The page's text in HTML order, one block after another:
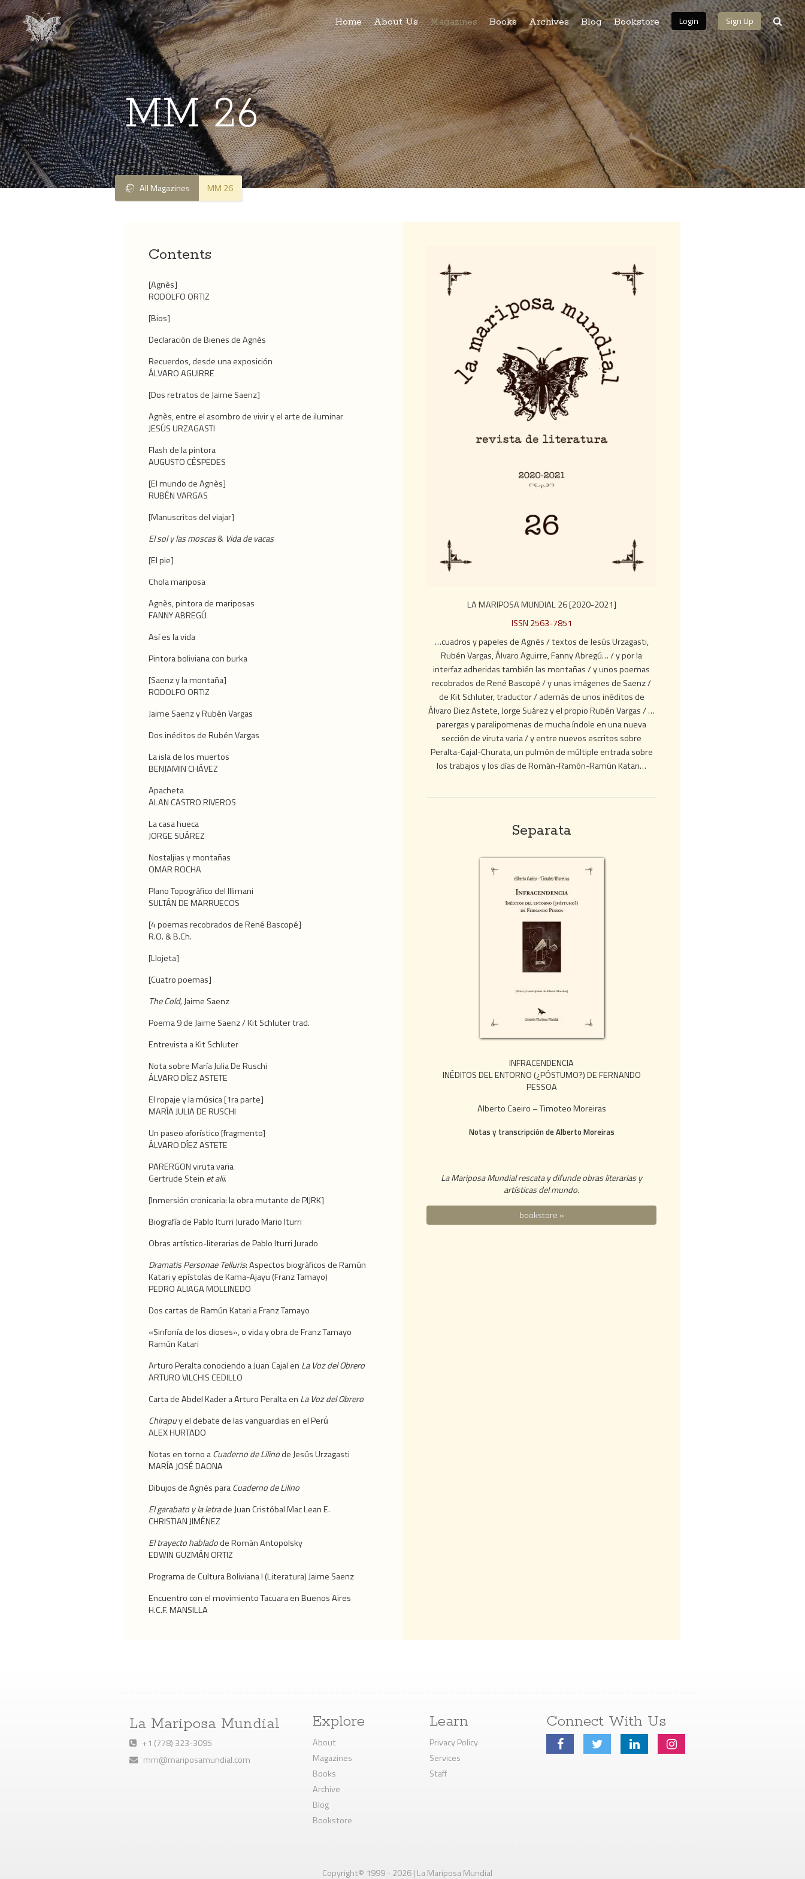
Home About Us Magazines Books Archives Blog Bookstore Login Sign Up
MM 26
All Magazines MM 26
LA MARIPOSA MUNDIAL 26 [2020-2021]
ISSN 2563-7851
…cuadros y papeles de Agnès / textos de Jesús Urzagasti,
Rubén Vargas, Álvaro Aguirre, Fanny Abregú… / y por la
interfaz adheridas también las montañas / y unos poemas
recobrados de René Bascopé / y unas imágenes de Saenz /
de Kit Schluter, traductor / además de unos inéditos de
Álvaro Diez Astete, Jorge Suárez y el propio Rubén Vargas / …
parergas y paralipomenas de mucha índole en una nueva
sección de viruta varia / y entre nuevos escritos sobre
Peralta-Cajal-Churata, un pulmón de múltiple entrada sobre
los trabajos y los días de Román-Ramón-Ramún Katari…
Separata
INFRACENDENCIA
INÉDITOS DEL ENTORNO (¿PÓSTUMO?) DE FERNANDO
PESSOA
Alberto Caeiro – Timoteo Moreiras
Notas y transcripción de Alberto Moreiras
La Mariposa Mundial rescata y difunde obras literarias y
artísticas del mundo.
bookstore »
Contents
[Agnès]
RODOLFO ORTIZ
[Bios]
Declaración de Bienes de Agnès
Recuerdos, desde una exposición
ÁLVARO AGUIRRE
[Dos retratos de Jaime Saenz]
Agnès, entre el asombro de vivir y el arte de iluminar
JESÚS URZAGASTI
Flash de la pintora
AUGUSTO CÉSPEDES
[El mundo de Agnès]
RUBÉN VARGAS
[Manuscritos del viajar]
El sol y las moscas& Vida de vacas
[El pie]
Chola mariposa
Agnès, pintora de mariposas
FANNY ABREGÚ
Así es la vida
Pintora boliviana con burka
[Saenz y la montaña]
RODOLFO ORTIZ
Jaime Saenz y Rubén Vargas
Dos inéditos de Rubén Vargas
La isla de los muertos
BENJAMIN CHÁVEZ
Apacheta
ALAN CASTRO RIVEROS
La casa hueca
JORGE SUÁREZ
Nostaljias y montañas
OMAR ROCHA
Plano Topográfico del Illimani
SULTÁN DE MARRUECOS
[4 poemas recobrados de René Bascopé]
R.O. & B.Ch.
[Llojeta]
[Cuatro poemas]
The Cold,Jaime Saenz
Poema 9 de Jaime Saenz / Kit Schluter trad.
Entrevista a Kit Schluter
Nota sobre María Julia De Ruschi
ÁLVARO DÍEZ ASTETE
El ropaje y la música [1ra parte]
MARÍA JULIA DE RUSCHI
Un paseo aforístico [fragmento]
ÁLVARO DÍEZ ASTETE
PARERGON viruta varia
Gertrude Stein et alii.
[Inmersión cronicaria: la obra mutante de PIJRK]
Biografía de Pablo Iturri Jurado Mario Iturri
Obras artístico-literarias de Pablo Iturri Jurado
Dramatis Personae Telluris: Aspectos biográficos de Ramún
Katari y epístolas de Kama-Ajayu (Franz Tamayo)
PEDRO ALIAGA MOLLINEDO
Dos cartas de Ramún Katari a Franz Tamayo
«Sinfonía de los dioses», o vida y obra de Franz Tamayo
Ramún Katari
Arturo Peralta conociendo a Juan Cajal en La Voz del Obrero
ARTURO VILCHIS CEDILLO
Carta de Abdel Kader a Arturo Peralta en La Voz del Obrero
Chirapuy el debate de las vanguardias en el Perú́
ALEX HURTADO
Notas en torno aCuaderno de Lilinode Jesús Urzagasti
MARÍA JOSÉ DAONA
Dibujos de Agnès paraCuaderno de Lilino
El garabato y la letrade Juan Cristóbal Mac Lean E.
CHRISTIAN JIMÉNEZ
El trayecto habladode Román Antopolsky
EDWIN GUZMÁN ORTIZ
Programa de Cultura Boliviana I (Literatura) Jaime Saenz
Encuentro con el movimiento Tacuara en Buenos Aires
H.C.F. MANSILLA
La Mariposa Mundial
+1 (778) 323-3095
mm@mariposamundial.com
Explore
About
Magazines
Books
Archive
Blog
Bookstore
Learn
Privacy Policy
Services
Staff
Connect With Us
Copyright© 1999 - 2026 | La Mariposa Mundial